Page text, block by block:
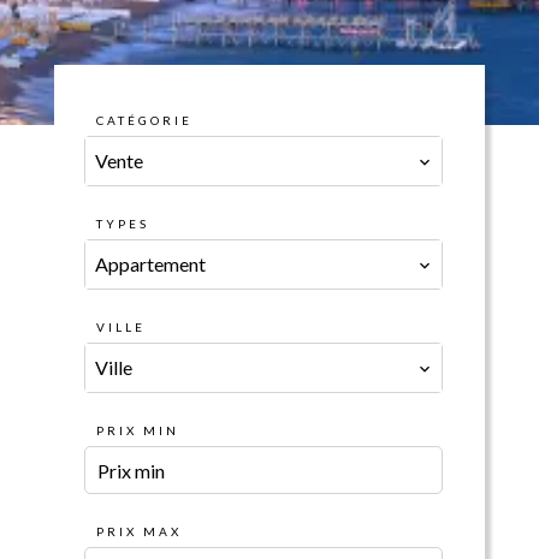
CATÉGORIE
Vente
TYPES
Appartement
VILLE
Ville
PRIX MIN
PRIX MAX